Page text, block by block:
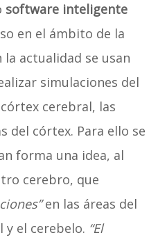
software inteligente
en el ámbito de la
la actualidad se usan
simulaciones del
cerebral, las
del córtex. Para ello se
forma una idea, al
cerebro, que
en las áreas del
y el cerebelo. “El